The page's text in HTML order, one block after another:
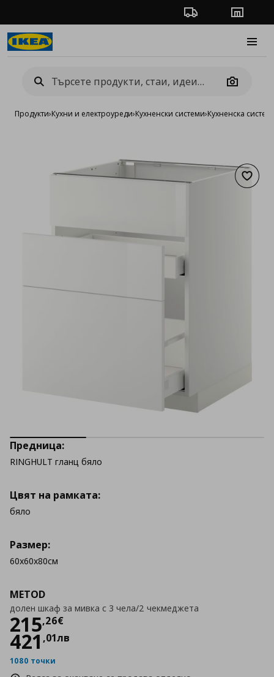
Проследяване на
Camera
Продукти›Кухни и електроуреди›Кухненски системи›Кухненска
METOD
долен шкаф за мивка с 3 чела/2 чекмеджета
215,26€
Цена
421 ,01лв
1080 точки
Предница:
RINGHULT гланц бяло
Цвят на рамката:
бяло
Размер:
60x60x80см